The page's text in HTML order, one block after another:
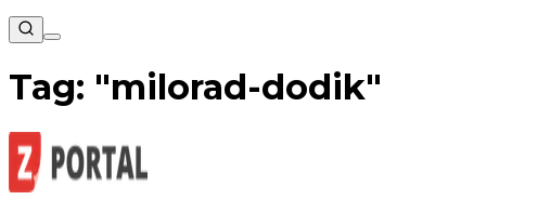
Tag: "milorad-dodik"